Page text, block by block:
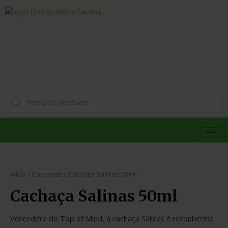
Início / Cachaças / Cachaça Salinas 50ml
Cachaça Salinas 50ml
Vencedora do Top of Mind, a cachaça Salinas é reconhecida